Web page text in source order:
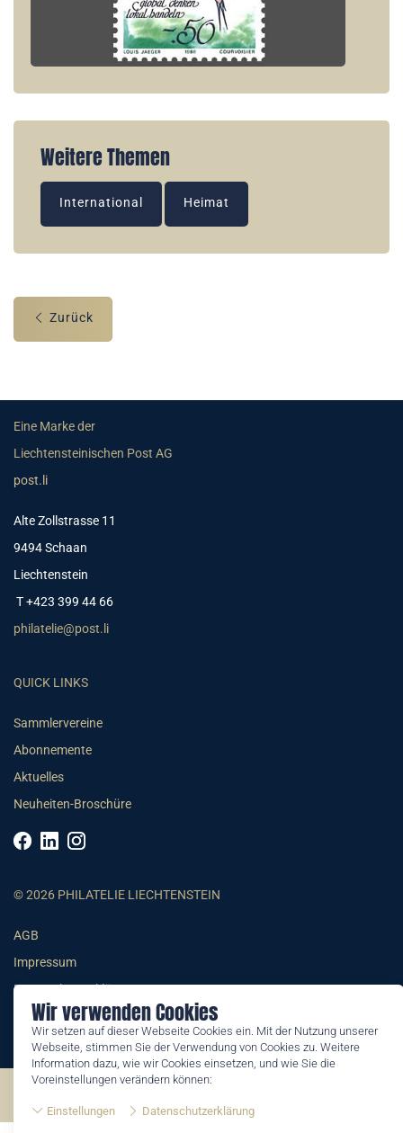
Wir verwenden Cookies
Wir setzen auf dieser Webseite Cookies ein. Mit der Nutzung unserer
Webseite, stimmen Sie der Verwendung von Cookies zu. Weitere
Information dazu, wie wir Cookies einsetzen, und wie Sie die
Voreinstellungen verändern können:
Einstellungen Datenschutzerklärung
Weitere Themen
International Heimat
Zurück
Eine Marke der
Liechtensteinischen Post AG
post.li
Alte Zollstrasse 11
9494 Schaan
Liechtenstein
T +423 399 44 66
philatelie@post.li
QUICK LINKS
Sammlervereine
Abonnemente
Aktuelles
Neuheiten-Broschüre
© 2026 PHILATELIE LIECHTENSTEIN
AGB
Impressum
Datenschutzerklärung